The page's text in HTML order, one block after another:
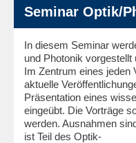
Seminar Optik/
In diesem Seminar
und Photonik vorgestellt
Im Zentrum eines jeden
aktuelle
Präsentation eines
eingeübt. Die Vorträge
werden. Ausnahmen
ist Teil des Optik-